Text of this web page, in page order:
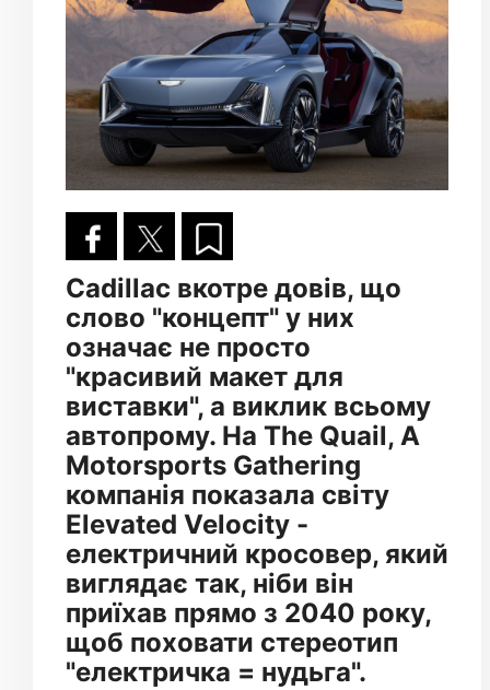
Cadillac вкотре довів, що
слово "концепт" у них
означає не просто
"красивий макет для
виставки", а виклик всьому
автопрому. На The Quail, A
Motorsports Gathering
компанія показала світу
Elevated Velocity -
електричний кросовер, який
виглядає так, ніби він
приїхав прямо з 2040 року,
щоб поховати стереотип
"електричка = нудьга".